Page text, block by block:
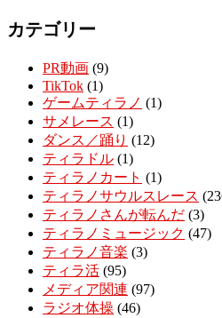
カテゴリー
PR動画 (9)
TikTok (1)
ゲームティラノ (1)
サメレース (1)
ダンス／踊り (12)
ティラドル (1)
ティラノカート (1)
ティラノサウルスレース
ティラノさんが転んだ (3)
ティラノミュージック (47)
ティラノ音楽 (3)
ティラ活 (95)
メディア関連 (97)
ラジオ体操 (46)